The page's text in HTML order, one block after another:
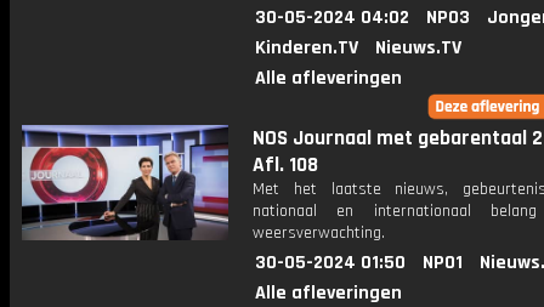
30-05-2024 04:02 NPO3
Kinderen.TV
Nieuws.TV
Alle afleveringen
NOS Journaal met gebarentaal
Afl. 108
Met het laatste nieuws,
nationaal en internationaal
weersverwachting.
30-05-2024 01:50 NPO1
Alle afleveringen